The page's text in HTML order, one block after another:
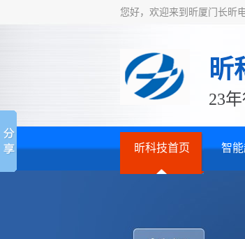
您好，欢迎来到昕厦门长昕
昕
23
昕科技首页 智